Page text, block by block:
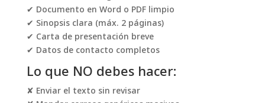
✔ Documento en Word o PDF limpio
✔ Sinopsis clara (máx. 2 páginas)
✔ Carta de presentación breve
✔ Datos de contacto completos
Lo que NO debes hacer:
✘ Enviar el texto sin revisar